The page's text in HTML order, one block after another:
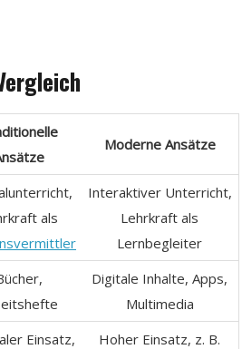
Moderne Ansätze
als
Interaktiver Unterricht,
Lehrkraft als
Lernbegleiter
Digitale Inhalte, Apps,
Multimedia
Einsatz,
Hoher Einsatz, z. B.